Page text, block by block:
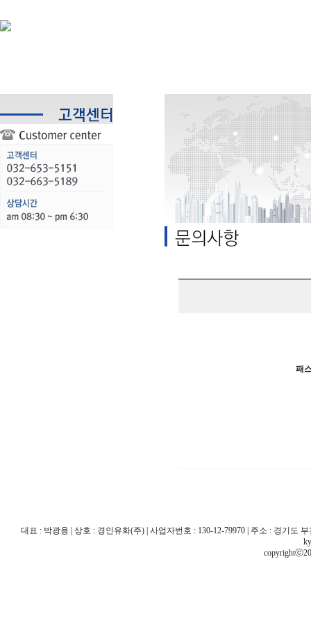
패
대표 : 박광용 | 상호 : 경인유화(주) | 사업자번호 : 130-12-79970 | 주소 : 경기도